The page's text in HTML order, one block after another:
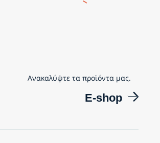
Ανακαλύψτε τα προϊόντα μας.
E-shop